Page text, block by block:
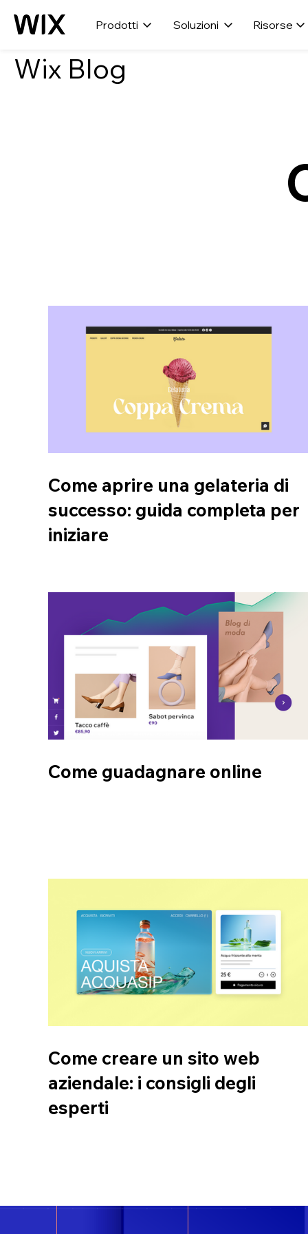
Prodotti Soluzioni Risorse
Wix Blog
Come aprire una gelateria di
successo: guida completa per
iniziare
Come guadagnare online
Come creare un sito web
aziendale: i consigli degli
esperti